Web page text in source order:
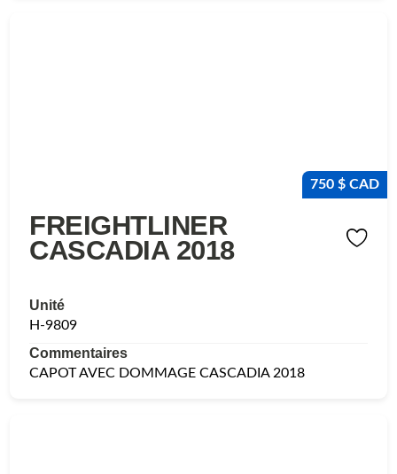
750 $ CAD
FREIGHTLINER
CASCADIA 2018
Unité
H-9809
Commentaires
CAPOT AVEC DOMMAGE CASCADIA 2018